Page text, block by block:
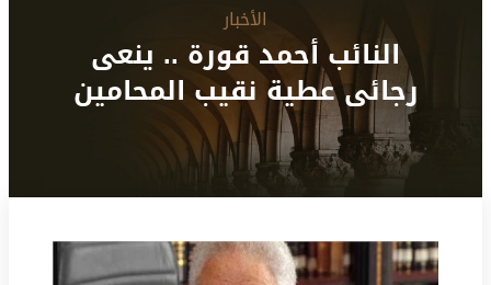
الأخبار
النائب أحمد قورة .. ينعى
رجائى عطية نقيب المحامين